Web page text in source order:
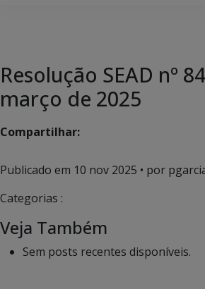
Resolução SEAD nº
março de 2025
Compartilhar:
Publicado em 10 nov 2025 • por
Categorias :
Veja Também
Sem posts recentes disponíveis.